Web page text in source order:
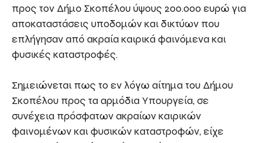
προς τον Δήμο Σκοπέλου ύψους 200.000 ευρώ για
αποκαταστάσεις υποδομών και δικτύων που
επλήγησαν από ακραία καιρικά φαινόμενα και
φυσικές καταστροφές.
Σημειώνεται πως το εν λόγω αίτημα του Δήμου
Σκοπέλου προς τα αρμόδια Υπουργεία, σε
συνέχεια πρόσφατων ακραίων καιρικών
φαινομένων και φυσικών καταστροφών, είχε